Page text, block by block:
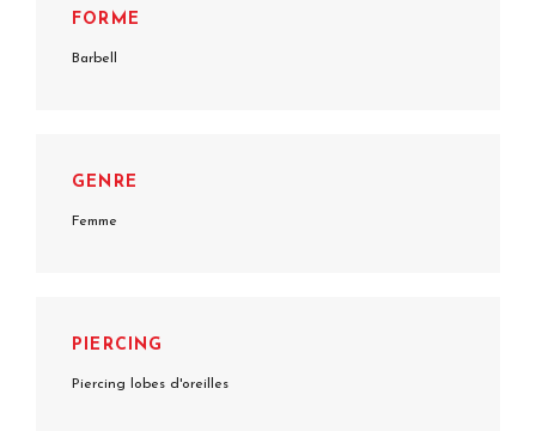
FORME
Barbell
GENRE
Femme
PIERCING
Piercing lobes d'oreilles